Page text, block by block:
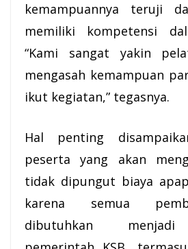
kemampuannya teruji
memiliki kompetensi
“Kami sangat yakin
mengasah kemampuan
ikut kegiatan,” tegasnya.
Hal penting
peserta yang akan
tidak dipungut biaya
karena semua
dibutuhkan menjadi